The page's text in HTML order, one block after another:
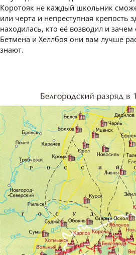
Коротояк не каждый школьник
или черта и непреступная крепость
находилась, кто её возводил и
Бетмена и Хеллбоя они вам лучше
знают.